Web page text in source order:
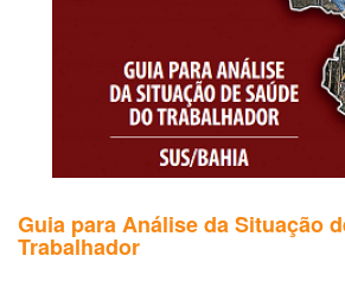
Guia para Análise da Situação
Trabalhador